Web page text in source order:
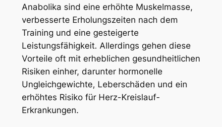
Anabolika sind eine erhöhte Muskelmasse,
verbesserte Erholungszeiten nach dem
Training und eine gesteigerte
Leistungsfähigkeit. Allerdings gehen diese
Vorteile oft mit erheblichen gesundheitlichen
Risiken einher, darunter hormonelle
Ungleichgewichte, Leberschäden und ein
erhöhtes Risiko für Herz-Kreislauf-
Erkrankungen.